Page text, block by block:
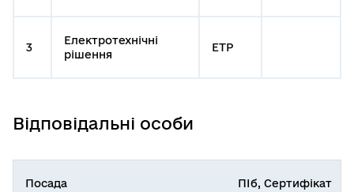
3
Електротехнічні
рішення
ЕТР
Відповідальні особи
Посада ПІб, Сертифікат